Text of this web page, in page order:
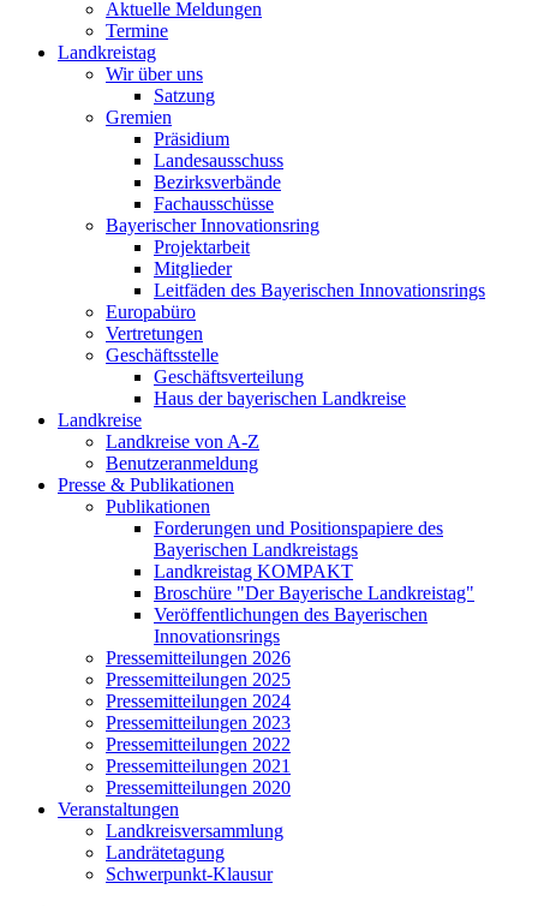
Aktuelle Meldungen
Termine
Landkreistag
Wir über uns
Satzung
Gremien
Präsidium
Landesausschuss
Bezirksverbände
Fachausschüsse
Bayerischer Innovationsring
Projektarbeit
Mitglieder
Leitfäden des Bayerischen Innovationsrings
Europabüro
Vertretungen
Geschäftsstelle
Geschäftsverteilung
Haus der bayerischen Landkreise
Landkreise
Landkreise von A-Z
Benutzeranmeldung
Presse & Publikationen
Publikationen
Forderungen und Positionspapiere des
Bayerischen Landkreistags
Landkreistag KOMPAKT
Broschüre "Der Bayerische Landkreistag"
Veröffentlichungen des Bayerischen
Innovationsrings
Pressemitteilungen 2026
Pressemitteilungen 2025
Pressemitteilungen 2024
Pressemitteilungen 2023
Pressemitteilungen 2022
Pressemitteilungen 2021
Pressemitteilungen 2020
Veranstaltungen
Landkreisversammlung
Landrätetagung
Schwerpunkt-Klausur